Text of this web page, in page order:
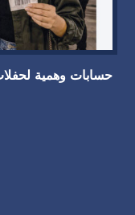
حسابات وهمية